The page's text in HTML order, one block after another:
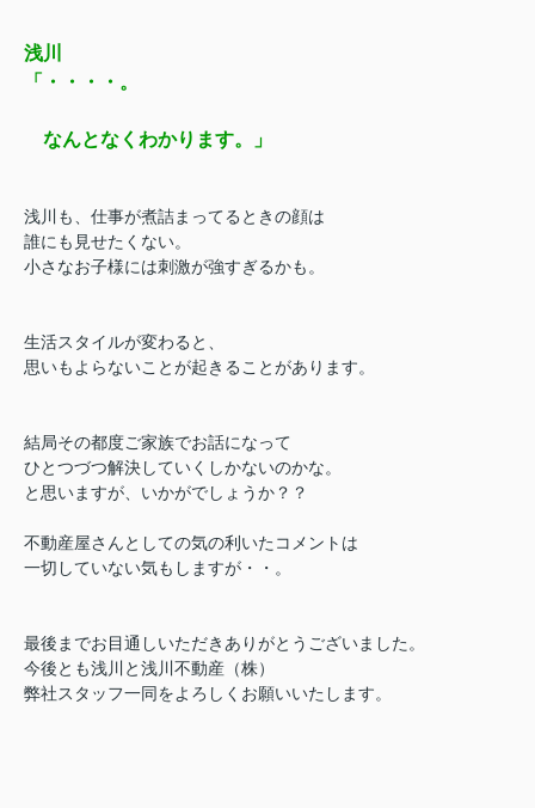
浅川
「・・・・。
なんとなくわかります。」
浅川も、仕事が煮詰まってるときの顔は
誰にも見せたくない。
小さなお子様には刺激が強すぎるかも。
生活スタイルが変わると、
思いもよらないことが起きることがあります。
結局その都度ご家族でお話になって
ひとつづつ解決していくしかないのかな。
と思いますが、いかがでしょうか？？
不動産屋さんとしての気の利いたコメントは
一切していない気もしますが・・。
最後までお目通しいただきありがとうございました。
今後とも浅川と浅川不動産（株）
弊社スタッフ一同をよろしくお願いいたします。